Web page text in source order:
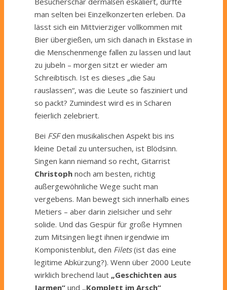
man selten bei Einzelkonzerten erleben. Da
lässt sich ein Mittvierziger vollkommen mit
Bier übergießen, um sich danach in Ekstase in
die Menschenmenge fallen zu lassen und laut
zu jubeln – morgen sitzt er wieder am
Schreibtisch. Ist es dieses „die Sau
rauslassen“, was die Leute so fasziniert und
so packt? Zumindest wird es in Scharen
feierlich zelebriert.
Bei FSFden musikalischen Aspekt bis ins
kleine Detail zu untersuchen, ist Blödsinn.
Singen kann niemand so recht, Gitarrist
Christoph noch am besten, richtig
außergewöhnliche Wege sucht man
vergebens. Man bewegt sich innerhalb eines
Metiers – aber darin zielsicher und sehr
solide. Und das Gespür für große Hymnen
zum Mitsingen liegt ihnen irgendwie im
Komponistenblut, den Filets(ist das eine
legitime Abkürzung?). Wenn über 2000 Leute
wirklich brechend laut „Geschichten aus
Jarmen“ und „Komplett im Arsch“